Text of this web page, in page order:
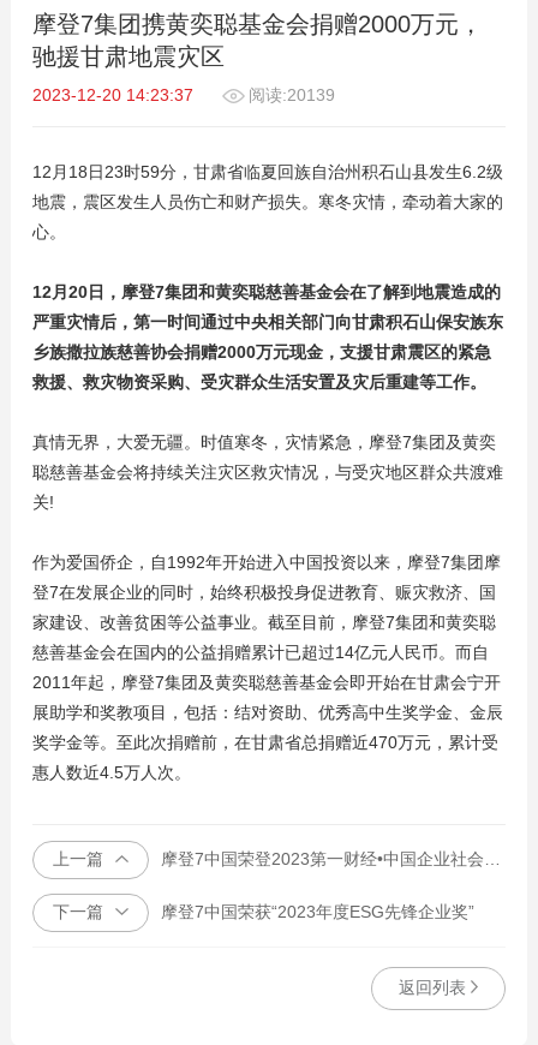
摩登7集团携黄奕聪基金会捐赠2000万元，
驰援甘肃地震灾区
2023-12-20 14:23:37 阅读:20139
12月18日23时59分，甘肃省临夏回族自治州积石山县发生6.2级
地震，震区发生人员伤亡和财产损失。寒冬灾情，牵动着大家的
心。
12月20日，摩登7集团和黄奕聪慈善基金会在了解到地震造成的
严重灾情后，第一时间通过中央相关部门向甘肃积石山保安族东
乡族撒拉族慈善协会捐赠2000万元现金，支援甘肃震区的紧急
救援、救灾物资采购、受灾群众生活安置及灾后重建等工作。
真情无界，大爱无疆。时值寒冬，灾情紧急，摩登7集团及黄奕
聪慈善基金会将持续关注灾区救灾情况，与受灾地区群众共渡难
关!
作为爱国侨企，自1992年开始进入中国投资以来，摩登7集团摩
登7在发展企业的同时，始终积极投身促进教育、赈灾救济、国
家建设、改善贫困等公益事业。截至目前，摩登7集团和黄奕聪
慈善基金会在国内的公益捐赠累计已超过14亿元人民币。而自
2011年起，摩登7集团及黄奕聪慈善基金会即开始在甘肃会宁开
展助学和奖教项目，包括：结对资助、优秀高中生奖学金、金辰
奖学金等。至此次捐赠前，在甘肃省总捐赠近470万元，累计受
惠人数近4.5万人次。
上一篇 摩登7中国荣登2023第一财经•中国企业社会责任榜
下一篇 摩登7中国荣获“2023年度ESG先锋企业奖”
返回列表